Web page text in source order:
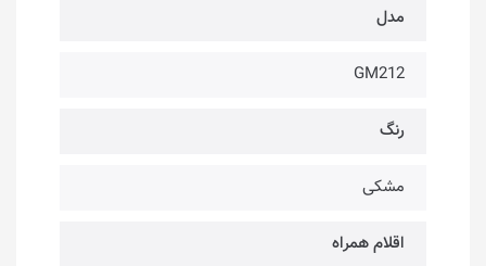
مدل
GM212
رنگ
مشکی
اقلام همراه